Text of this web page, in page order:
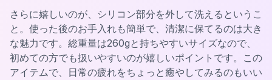
さらに嬉しいのが、シリコン部分を外して洗えるというこ
と。使った後のお手入れも簡単で、清潔に保てるのは大き
な魅力です。総重量は260gと持ちやすいサイズなので、
初めての方でも扱いやすいのが嬉しいポイントです。この
アイテムで、日常の疲れをちょっと癒やしてみるのもいい